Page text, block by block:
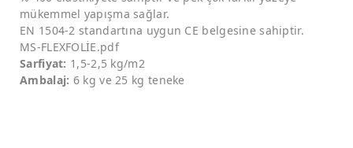
mükemmel yapışma sağlar.
EN 1504-2 standartına uygun CE belgesine sahiptir.
MS-FLEXFOLİE.pdf
Sarfiyat: 1,5-2,5 kg/m2
Ambalaj: 6 kg ve 25 kg teneke